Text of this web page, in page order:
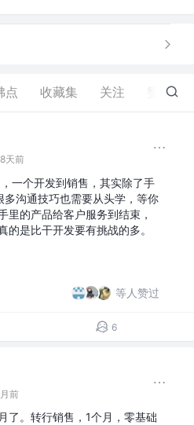
点 收藏集 关注 125
天前
一个开发到销售，其实除了手
沟通技巧也需要从头学，等你
里的产品给客户服务到结束，
的是比干开发要有挑战的多。
等人赞过
6
前
了。转行销售，1个月，零基础